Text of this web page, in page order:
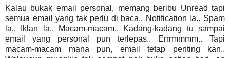
Kalau bukak email personal, memang beribu Unread tapi
semua email yang tak perlu di baca.. Notification la.. Spam
la.. Iklan la.. Macam-macam.. Kadang-kadang tu sampai
email yang personal pun terlepas.. Errrmmmm.. Tapi
macam-macam mana pun, email tetap penting kan..